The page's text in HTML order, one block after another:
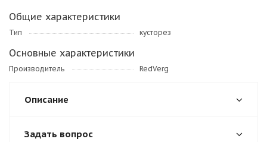
Общие характеристики
Тип кусторез
Основные характеристики
Производитель RedVerg
Описание
Задать вопрос